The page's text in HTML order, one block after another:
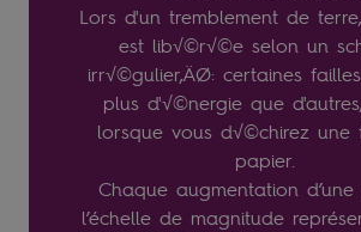
Lors d'un tremblement de
est lib√©r√©e selon un
irr√©gulier‚ÄØ: certaines
plus d'√©nergie que
lorsque vous d√©chirez une
papier.
Chaque augmentation
l’échelle de magnitude